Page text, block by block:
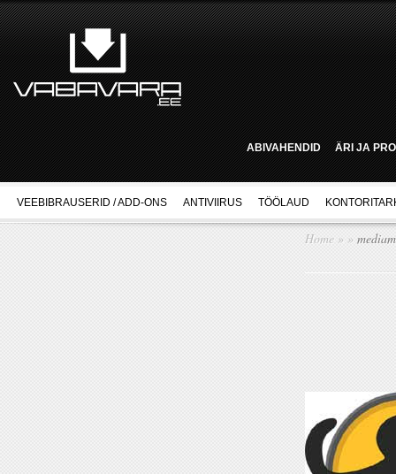
ABIVAHENDID ÄRI JA
VEEBIBRAUSERID / ADD-ONS ANTIVIIRUS TÖÖLAUD
Home » »